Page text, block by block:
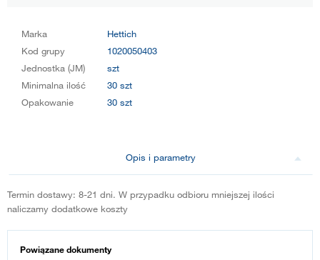
Marka
Hettich
Kod grupy
1020050403
Jednostka (JM)
szt
Minimalna ilość
30 szt
Opakowanie
30 szt
Opis i parametry
Termin dostawy: 8-21 dni. W przypadku odbioru mniejszej ilości
naliczamy dodatkowe koszty
Powiązane dokumenty